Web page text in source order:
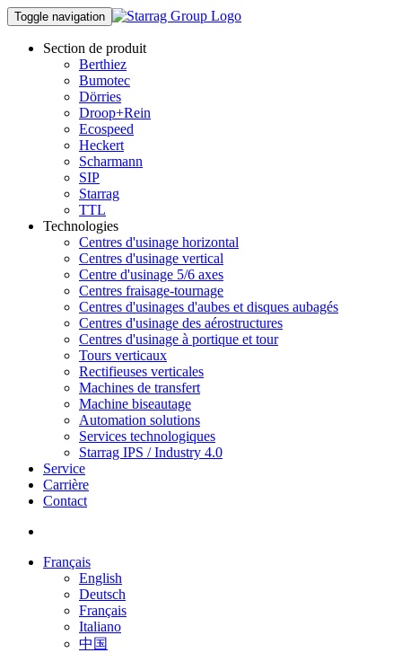
Toggle navigation
Section de produit
Berthiez
Bumotec
Dörries
Droop+Rein
Ecospeed
Heckert
Scharmann
SIP
Starrag
TTL
Technologies
Centres d'usinage horizontal
Centres d'usinage vertical
Centre d'usinage 5/6 axes
Centres fraisage-tournage
Centres d'usinages d'aubes et disques aubagés
Centres d'usinage des aérostructures
Centres d'usinage à portique et tour
Tours verticaux
Rectifieuses verticales
Machines de transfert
Machine biseautage
Automation solutions
Services technologiques
Starrag IPS / Industry 4.0
Service
Carrière
Contact
Français
English
Deutsch
Français
Italiano
中国